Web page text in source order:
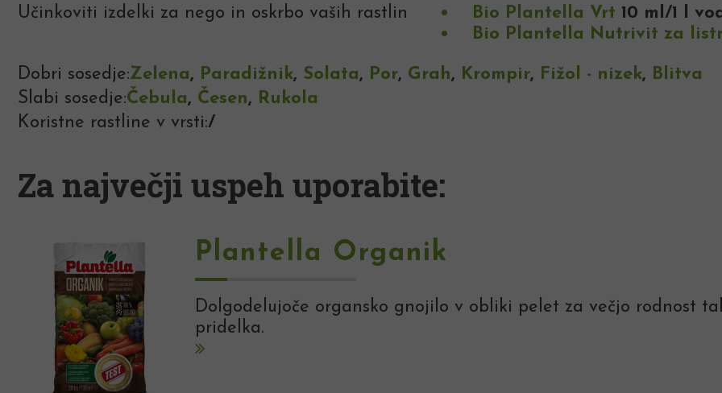
Učinkoviti izdelki za nego in oskrbo vaših rastlin
Bio Plantella Vrt 10 ml/1 l
Bio Plantella Nutrivit za
Dobri sosedje:Zelena, Paradižnik, Solata, Por, Grah, Krompir, Fižol - nizek, Blitva
Slabi sosedje:Čebula, Česen, Rukola
Koristne rastline v vrsti:/
Za največji uspeh uporabite:
Plantella Organik
Dolgodelujoče organsko gnojilo v obliki pelet za večjo rodnost
pridelka.